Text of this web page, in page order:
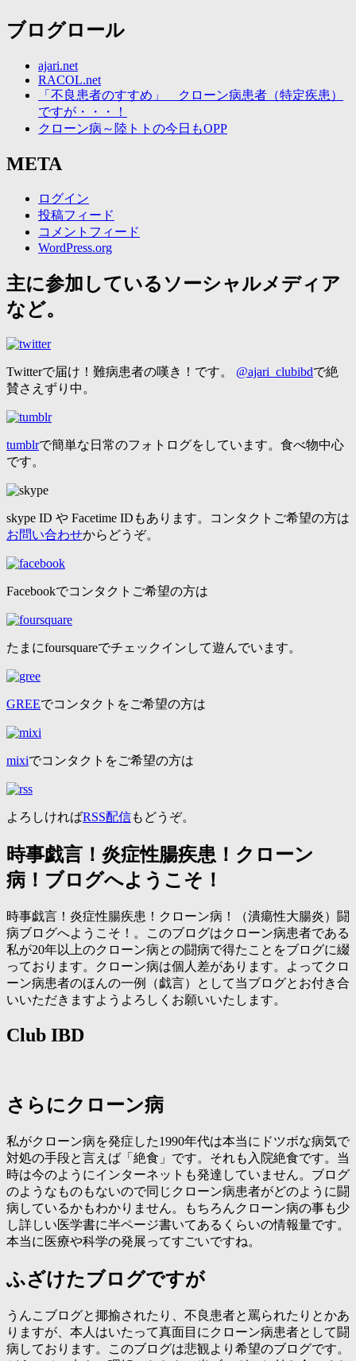
ブログロール
ajari.net
RACOL.net
「不良患者のすすめ」 クローン病患者（特定疾患）
ですが・・・！
クローン病～陸トトの今日もOPP
META
ログイン
投稿フィード
コメントフィード
WordPress.org
主に参加しているソーシャルメディア
など。
Twitterで届け！難病患者の嘆き！です。 @ajari_clubibdで絶
賛さえずり中。
tumblrで簡単な日常のフォトログをしています。食べ物中心
です。
skype ID や Facetime IDもあります。コンタクトご希望の方は
お問い合わせからどうぞ。
Facebookでコンタクトご希望の方は
たまにfoursquareでチェックインして遊んでいます。
GREEでコンタクトをご希望の方は
mixiでコンタクトをご希望の方は
よろしければRSS配信もどうぞ。
時事戯言！炎症性腸疾患！クローン
病！ブログへようこそ！
時事戯言！炎症性腸疾患！クローン病！（潰瘍性大腸炎）闘
病ブログへようこそ！。このブログはクローン病患者である
私が20年以上のクローン病との闘病で得たことをブログに綴
っております。クローン病は個人差があります。よってクロ
ーン病患者のほんの一例（戯言）として当ブログとお付き合
いいただきますようよろしくお願いいたします。
Club IBD
さらにクローン病
私がクローン病を発症した1990年代は本当にドツボな病気で
対処の手段と言えば「絶食」です。それも入院絶食です。当
時は今のようにインターネットも発達していません。ブログ
のようなものもないので同じクローン病患者がどのように闘
病しているかもわかりません。もちろんクローン病の事も少
し詳しい医学書に半ページ書いてあるくらいの情報量です。
本当に医療や科学の発展ってすごいですね。
ふざけたブログですが
うんこブログと揶揄されたり、不良患者と罵られたりとかあ
りますが、本人はいたって真面目にクローン病患者として闘
病しております。このブログは悲観より希望のブログです。